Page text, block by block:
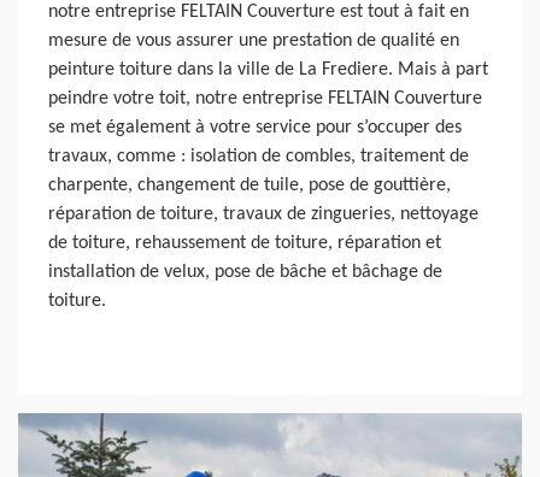
notre entreprise FELTAIN Couverture est tout à fait en
mesure de vous assurer une prestation de qualité en
peinture toiture dans la ville de La Frediere. Mais à part
peindre votre toit, notre entreprise FELTAIN Couverture
se met également à votre service pour s’occuper des
travaux, comme : isolation de combles, traitement de
charpente, changement de tuile, pose de gouttière,
réparation de toiture, travaux de zingueries, nettoyage
de toiture, rehaussement de toiture, réparation et
installation de velux, pose de bâche et bâchage de
toiture.